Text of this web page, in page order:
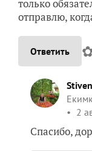
только
отправлю,
Ответить
Stiven
2
Спасибо,